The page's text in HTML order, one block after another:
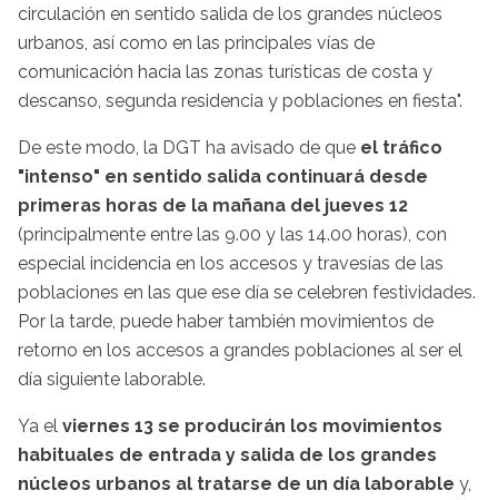
circulación en sentido salida de los grandes núcleos
urbanos, así como en las principales vías de
comunicación hacia las zonas turísticas de costa y
descanso, segunda residencia y poblaciones en fiesta".
De este modo, la DGT ha avisado de que el tráfico
"intenso" en sentido salida continuará desde
primeras horas de la mañana del jueves 12
(principalmente entre las 9.00 y las 14.00 horas), con
especial incidencia en los accesos y travesías de las
poblaciones en las que ese día se celebren festividades.
Por la tarde, puede haber también movimientos de
retorno en los accesos a grandes poblaciones al ser el
día siguiente laborable.
Ya el viernes 13 se producirán los movimientos
habituales de entrada y salida de los grandes
núcleos urbanos al tratarse de un día laborable y,